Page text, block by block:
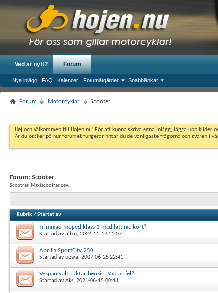
Vad är nytt? Forum
Nya inlägg FAQ Kalender Forumåtgärder Snabblänkar
Forum Motorcyklar Scooter
Hej och välkommen till Hojen.nu! För att kunna skriva egna inlägg, lägga upp
Är du osäker på hur forumet fungerar hittar du de vanligaste frågorna och svaren i
Forum: Scooter
Scootrar, Maxiscootrar osv.
Rubrik / Startat av
Trimmad moped klass 1 med lätt mc kort?
Startad avalbin, 2024-11-19 11:07
Aprilia SportCity 250
Startad avpewa, 2009-06-25 22:41
Vespan vält, luktar bensin. Vad är fel?
Startad avAks, 2021-06-15 00:48